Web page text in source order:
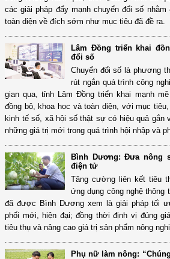
các giải pháp đẩy mạnh chuyển đổi số
toàn diện về đích sớm như mục tiêu đã đề ra.
Lâm Đồng triển khai
đổi số
Chuyển đổi số là phương
rút ngắn quá trình công
gian qua, tỉnh Lâm Đồng triển khai mạnh
đồng bộ, khoa học và toàn diện, với mục
kinh tế số, xã hội số thật sự có hiệu quả gắn
những giá trị mới trong quá trình hội nhập và
Bình Dương: Đưa nông
điện tử
Tăng cường liên kết tiêu
ứng dụng công nghệ
đã được Bình Dương xem là giải pháp tối
phối mới, hiện đại; đồng thời định vị đúng
tiêu thụ và nâng cao giá trị sản phẩm nông
Phụ nữ làm nông: